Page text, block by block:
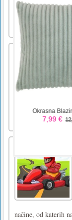
nebu, da
načine, od katerih